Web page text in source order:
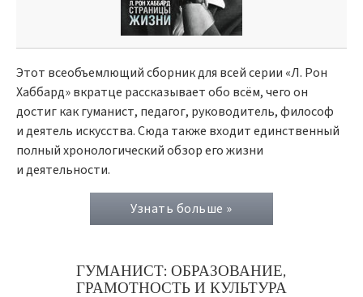
Этот всеобъемлющий сборник для всей серии «Л. Рон
Хаббард» вкратце рассказывает обо всём, чего он
достиг как гуманист, педагог, руководитель, философ
и деятель искусства. Сюда также входит единственный
полный хронологический обзор его жизни
и деятельности.
Узнать больше »
ГУМАНИСТ: ОБРАЗОВАНИЕ,
ГРАМОТНОСТЬ И КУЛЬТУРА